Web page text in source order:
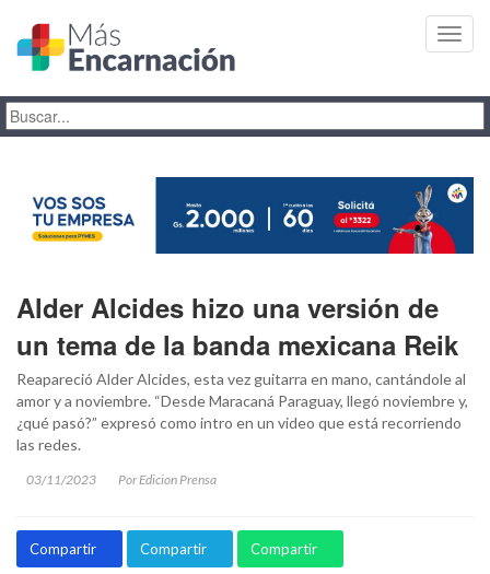
Alder Alcides hizo una versión de
un tema de la banda mexicana Reik
Reapareció Alder Alcides, esta vez guitarra en mano, cantándole al
amor y a noviembre. “Desde Maracaná Paraguay, llegó noviembre y,
¿qué pasó?” expresó como intro en un video que está recorriendo
las redes.
03/11/2023 Por Edicion Prensa
Compartir Compartir Compartir